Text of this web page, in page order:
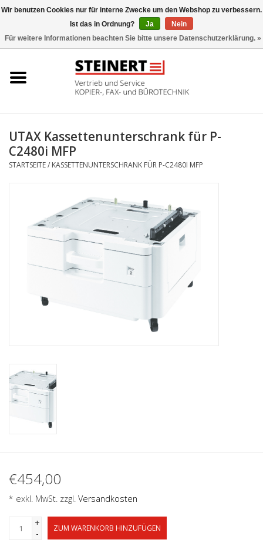
Büromaschinen- Service
Toner
Marken
UTAX Kassettenunterschrank für P-
C2480i MFP
STARTSEITE/ KASSETTENUNTERSCHRANK FÜR P-C2480I MFP
€454,00
* exkl. MwSt. zzgl. Versandkosten
+
-
ZUM WARENKORB HINZUFÜGEN
Wir benutzen Cookies nur für interne Zwecke um den Webshop zu verbessern.
Ist das in Ordnung?
Ja
Nein
Für weitere Informationen beachten Sie bitte unsere Datenschutzerklärung. »